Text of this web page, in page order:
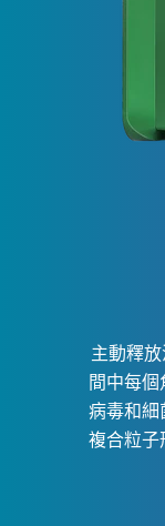
主動釋
間中每
病毒和細
複合粒子